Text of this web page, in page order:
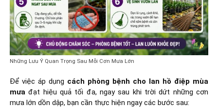
Những Lưu Ý Quan Trọng Sau Mỗi Cơn Mưa Lớn
Để việc áp dụng cách phòng bệnh cho lan hồ điệp mùa
mưa đạt hiệu quả tối đa, ngay sau khi trời dứt những cơn
mưa lớn dồn dập, bạn cần thực hiện ngay các bước sau: